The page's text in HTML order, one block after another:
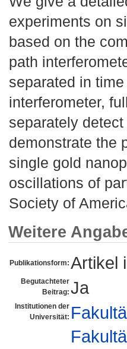
experiments on
based on the
path
separated in
interferometer,
separately
demonstrate the
single gold
oscillations of
Society of
Weitere
Publikationsform: Artikel
Begutachteter
Beitrag: Ja
Institutionen der
Universität: